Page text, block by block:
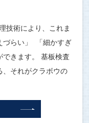
技術により、これま
づらい」 「細かすぎ
できます。 基板検査
、それがクラボウの